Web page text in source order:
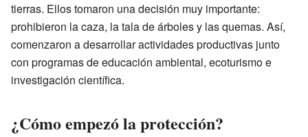
tierras. Ellos tomaron una decisión muy importante:
prohibieron la caza, la tala de árboles y las quemas. Así,
comenzaron a desarrollar actividades productivas junto
con programas de educación ambiental, ecoturismo e
investigación científica.
¿Cómo empezó la protección?